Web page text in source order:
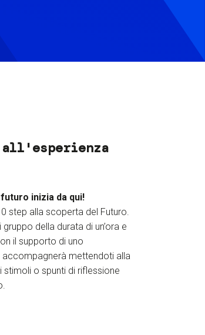
inizia da qui!
step alla scoperta del Futuro.
della durata di un’ora e
il supporto di uno
mettendoti alla
o spunti di riflessione